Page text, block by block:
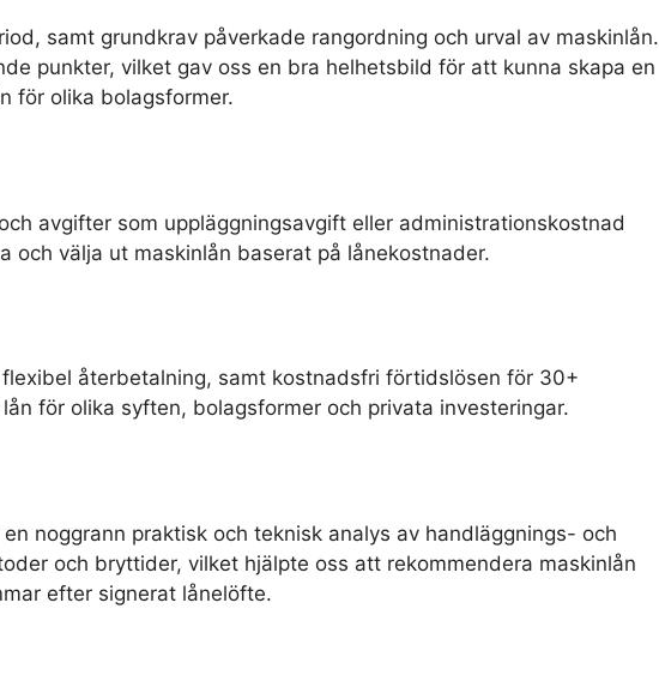
samt grundkrav påverkade rangordning och urval av maskinlån.
punkter, vilket gav oss en bra helhetsbild för att kunna skapa en
för olika bolagsformer.
avgifter som uppläggningsavgift eller administrationskostnad
och välja ut maskinlån baserat på lånekostnader.
återbetalning, samt kostnadsfri förtidslösen för 30+
för olika syften, bolagsformer och privata investeringar.
noggrann praktisk och teknisk analys av handläggnings- och
och bryttider, vilket hjälpte oss att rekommendera maskinlån
efter signerat lånelöfte.